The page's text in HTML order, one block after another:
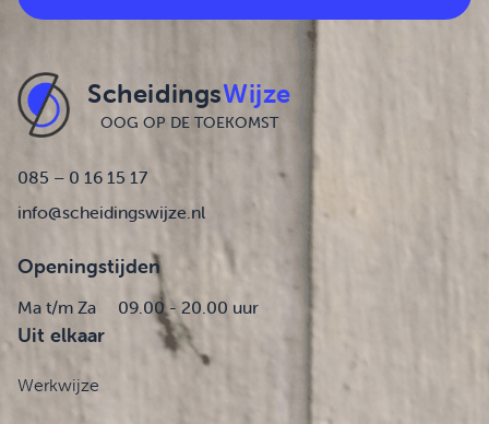
ScheidingsWijze
OOG OP DE TOEKOMST
085 – 0 16 15 17
info@scheidingswijze.nl
Openingstijden
Ma t/m Za 09.00 - 20.00 uur
Uit elkaar
Werkwijze